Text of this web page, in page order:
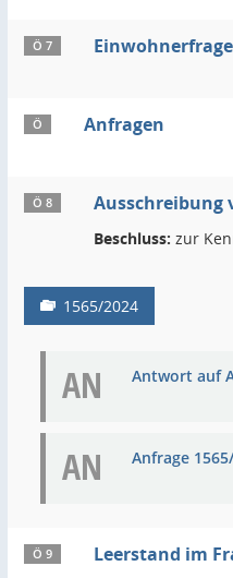
Ö 7
Ö Anfragen
Ö 8 Ausschreibung
Beschluss: zur
1565/2024
AN Antwort auf
AN Anfrage
Ö 9 Leerstand im